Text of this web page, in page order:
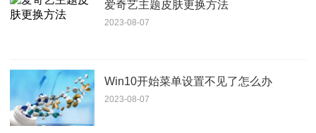
爱奇艺主题皮肤更换方法
2023-08-07
Win10开始菜单设置不见了怎么办
2023-08-07